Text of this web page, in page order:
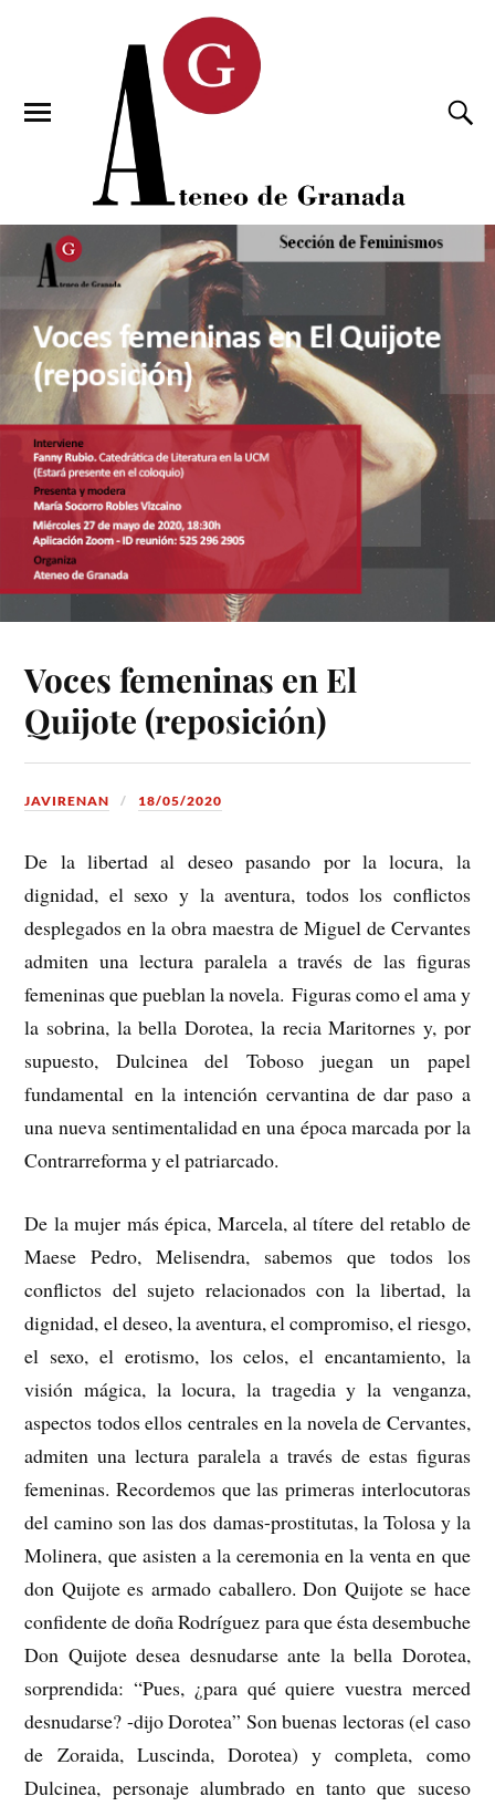
Voces femeninas en El
Quijote (reposición)
JAVIRENAN 18/05/2020
De la libertad al deseo pasando por la locura, la
dignidad, el sexo y la aventura, todos los conflictos
desplegados en la obra maestra de Miguel de Cervantes
admiten una lectura paralela a través de las figuras
femeninas que pueblan la novela. Figuras como el ama y
la sobrina, la bella Dorotea, la recia Maritornes y, por
supuesto, Dulcinea del Toboso juegan un papel
fundamental en la intención cervantina de dar paso a
una nueva sentimentalidad en una época marcada por la
Contrarreforma y el patriarcado.
De la mujer más épica, Marcela, al títere del retablo de
Maese Pedro, Melisendra, sabemos que todos los
conflictos del sujeto relacionados con la libertad, la
dignidad, el deseo, la aventura, el compromiso, el riesgo,
el sexo, el erotismo, los celos, el encantamiento, la
visión mágica, la locura, la tragedia y la venganza,
aspectos todos ellos centrales en la novela de Cervantes,
admiten una lectura paralela a través de estas figuras
femeninas. Recordemos que las primeras interlocutoras
del camino son las dos damas-prostitutas, la Tolosa y la
Molinera, que asisten a la ceremonia en la venta en que
don Quijote es armado caballero. Don Quijote se hace
confidente de doña Rodríguez para que ésta desembuche
Don Quijote desea desnudarse ante la bella Dorotea,
sorprendida: “Pues, ¿para qué quiere vuestra merced
desnudarse? -dijo Dorotea” Son buenas lectoras (el caso
de Zoraida, Luscinda, Dorotea) y completa, como
Dulcinea, personaje alumbrado en tanto que suceso